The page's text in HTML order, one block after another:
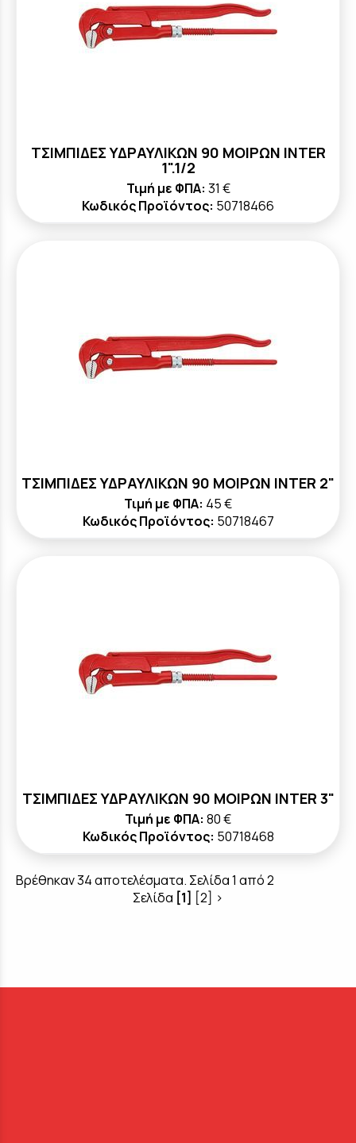
ΤΣΙΜΠΙΔΕΣ ΥΔΡΑΥΛΙΚΩΝ 90 ΜΟΙΡΩΝ INTER
1".1/2
Τιμή με ΦΠΑ: 31 €
Κωδικός Προϊόντος: 50718466
ΤΣΙΜΠΙΔΕΣ ΥΔΡΑΥΛΙΚΩΝ 90 ΜΟΙΡΩΝ INTER 2"
Τιμή με ΦΠΑ: 45 €
Κωδικός Προϊόντος: 50718467
ΤΣΙΜΠΙΔΕΣ ΥΔΡΑΥΛΙΚΩΝ 90 ΜΟΙΡΩΝ INTER 3"
Τιμή με ΦΠΑ: 80 €
Κωδικός Προϊόντος: 50718468
Βρέθηκαν 34 αποτελέσματα. Σελίδα 1 από 2
Σελίδα [1] [2] >